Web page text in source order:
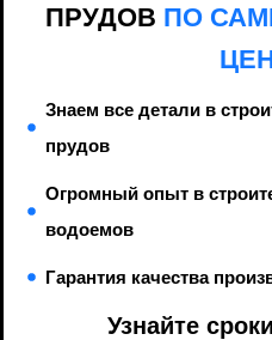
ПРУДОВ ПО
Знаем все детали в
прудов
Огромный опыт в
водоемов
Гарантия качества
Узнайте